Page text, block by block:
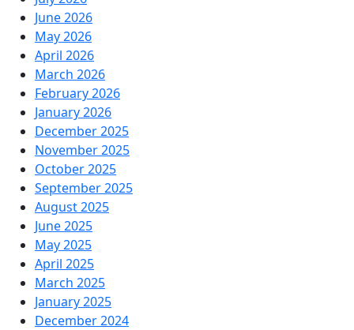
June 2026
May 2026
April 2026
March 2026
February 2026
January 2026
December 2025
November 2025
October 2025
September 2025
August 2025
June 2025
May 2025
April 2025
March 2025
January 2025
December 2024